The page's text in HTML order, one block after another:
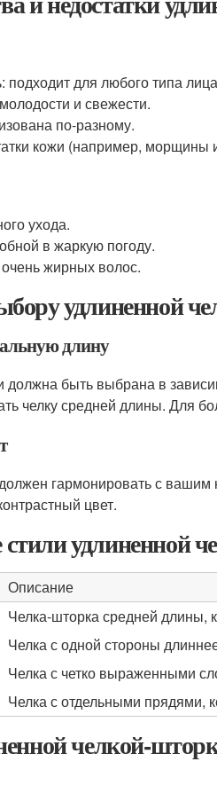
подходит для любого типа
и свежести.
по-разному.
кожи (например, морщины
ухода.
в жаркую погоду.
жирных волос.
удлиненной
длину
должна быть выбрана в
челку средней длины. Для
гармонировать с
цвет.
удлиненной
Описание
Челка-шторка средней длины,
Челка с одной стороны
Челка с четко выраженными
Челка с отдельными прядями,
челкой-